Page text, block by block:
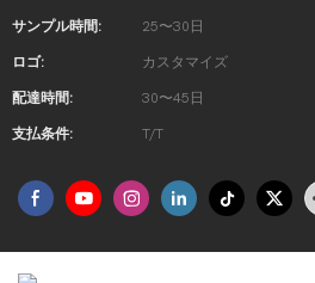
サンプル時間: 25〜30日
ロゴ: カスタマイズ
配達時間: 30〜45日
支払条件: T/T